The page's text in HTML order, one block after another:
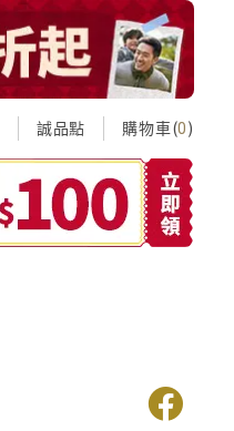
誠品點 購物車(0)